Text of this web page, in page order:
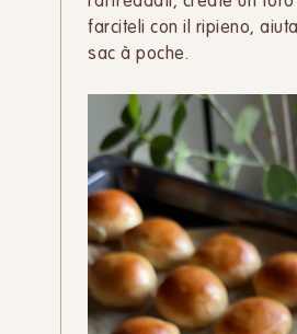
farciteli con il ripieno,
sac à poche.